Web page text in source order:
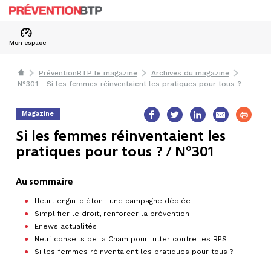
Mon espace
PréventionBTP le magazine
Archives du magazine
N°301 - Si les femmes réinventaient les pratiques pour tous ?
Magazine
Si les femmes réinventaient les
pratiques pour tous ? / N°301
Au sommaire
Heurt engin-piéton : une campagne dédiée
Simplifier le droit, renforcer la prévention
Enews actualités
Neuf conseils de la Cnam pour lutter contre les RPS
Si les femmes réinventaient les pratiques pour tous ?